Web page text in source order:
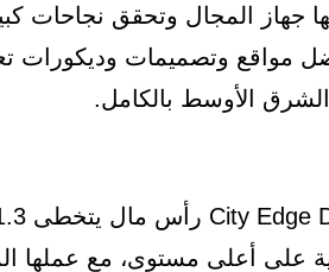
جهاز المجال وتحقق نجاحات
مواقع وتصميمات وديكورات
الأوسط بالكامل.
على أعلى مستوى، مع عملها